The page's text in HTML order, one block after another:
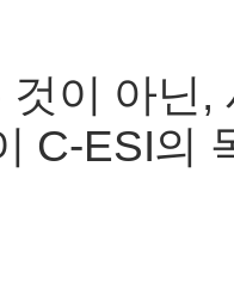
이 아닌
C-ESI의